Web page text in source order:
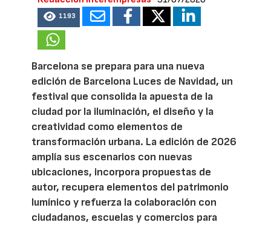
1193
Barcelona se prepara para una nueva
edición de Barcelona Luces de Navidad, un
festival que consolida la apuesta de la
ciudad por la iluminación, el diseño y la
creatividad como elementos de
transformación urbana. La edición de 2026
amplía sus escenarios con nuevas
ubicaciones, incorpora propuestas de
autor, recupera elementos del patrimonio
lumínico y refuerza la colaboración con
ciudadanos, escuelas y comercios para